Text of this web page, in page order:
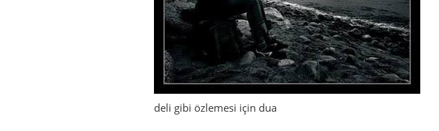
deli gibi özlemesi için dua